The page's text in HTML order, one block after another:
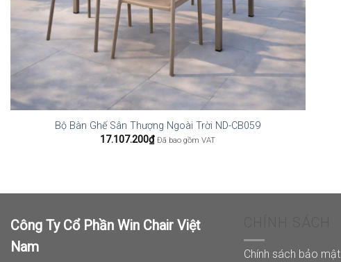
Bộ Bàn Ghế Sân Thượng Ngoài Trời ND-CB059
17.107.200₫ Đã bao gồm VAT
Công Ty Cổ Phần Win Chair Việt
Nam
Chính sách bảo mật